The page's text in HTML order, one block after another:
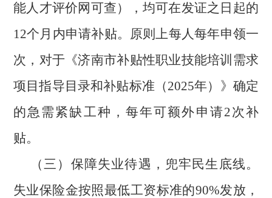
能人才评价网可查），均可在发证之日起的
12个月内申请补贴。原则上每人每年申领一
次，对于《济南市补贴性职业技能培训需求
项目指导目录和补贴标准（2025年）》确定
的急需紧缺工种，每年可额外申请2次补
贴。
（三）保障失业待遇，兜牢民生底线。
失业保险金按照最低工资标准的90%发放，